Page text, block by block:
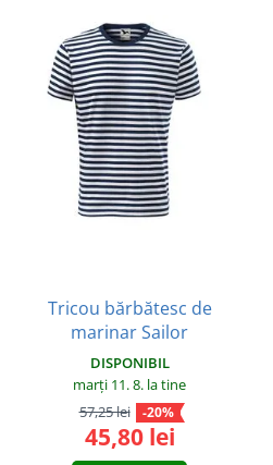
Tricou bărbătesc de
marinar Sailor
DISPONIBIL
marți 11. 8. la tine
57,25 lei
-20%
45,80 lei